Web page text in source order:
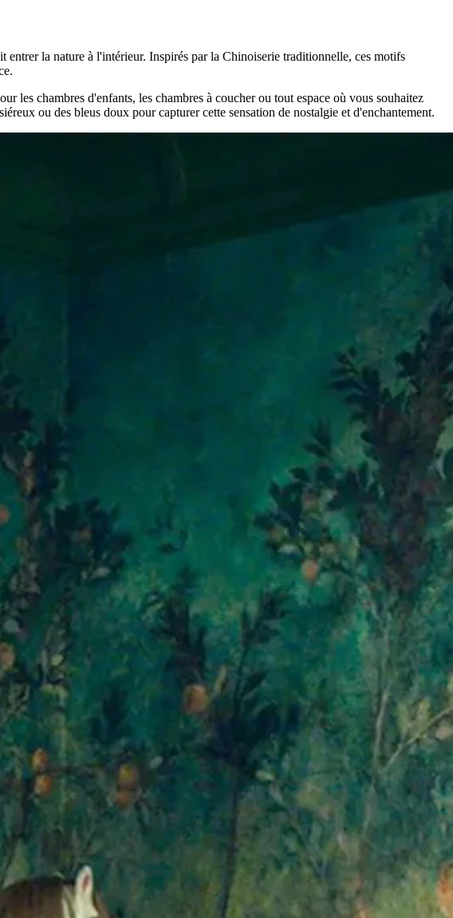
la nature à l'intérieur. Inspirés par la Chinoiserie traditionnelle, ces motifs
les chambres d'enfants, les chambres à coucher ou tout espace où vous souhaitez
ou des bleus doux pour capturer cette sensation de nostalgie et d'enchantement.